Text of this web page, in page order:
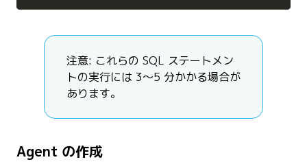
注意: これらの SQL ステートメン
トの実行には 3〜5 分かかる場合が
あります。
Agent の作成